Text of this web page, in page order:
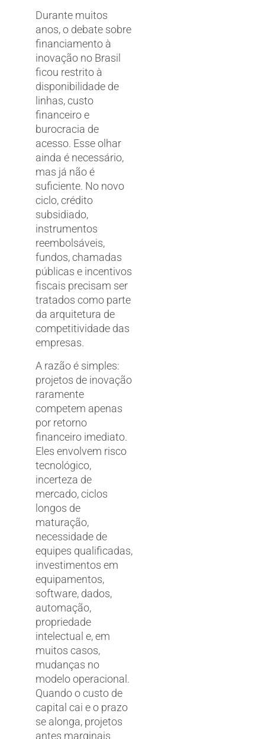
Durante muitos
anos, o debate sobre
financiamento à
inovação no Brasil
ficou restrito à
disponibilidade de
linhas, custo
financeiro e
burocracia de
acesso. Esse olhar
ainda é necessário,
mas já não é
suficiente. No novo
ciclo, crédito
subsidiado,
instrumentos
reembolsáveis,
fundos, chamadas
públicas e incentivos
fiscais precisam ser
tratados como parte
da arquitetura de
competitividade das
empresas.
A razão é simples:
projetos de inovação
raramente
competem apenas
por retorno
financeiro imediato.
Eles envolvem risco
tecnológico,
incerteza de
mercado, ciclos
longos de
maturação,
necessidade de
equipes qualificadas,
investimentos em
equipamentos,
software, dados,
automação,
propriedade
intelectual e, em
muitos casos,
mudanças no
modelo operacional.
Quando o custo de
capital cai e o prazo
se alonga, projetos
antes marginais